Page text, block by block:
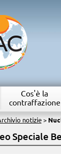
Cos'è la
contraffazione
notizie>
Speciale